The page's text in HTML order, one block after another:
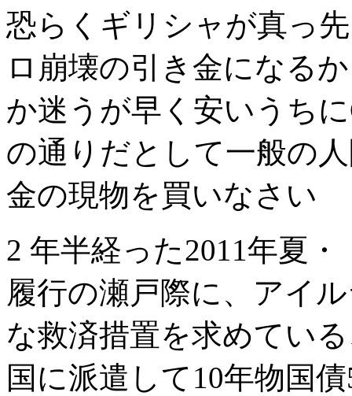
恐らくギリシャが真っ
ロ崩壊の引き金になる
か迷うが早く安いうち
の通りだとして一般の
金の現物を買いなさい
2 年半経った2011年夏
履行の瀬戸際に、アイ
な救済措置を求めてい
国に派遣して10年物国